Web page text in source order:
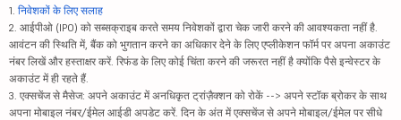
1. निवेशकों के लिए सलाह
2. आईपीओ (IPO) को सब्सक्राइब करते समय निवेशकों द्वारा चेक जारी करने की आवश्यकता नहीं है.
आवंटन की स्थिति में, बैंक को भुगतान करने का अधिकार देने के लिए एप्लीकेशन फॉर्म पर अपना अकाउंट
नंबर लिखें और हस्ताक्षर करें. रिफंड के लिए कोई चिंता करने की जरूरत नहीं है क्योंकि पैसे इन्वेस्टर के
अकाउंट में ही रहते हैं.
3. एक्सचेंज से मैसेज: अपने अकाउंट में अनधिकृत ट्रांज़ैक्शन को रोकें --> अपने स्टॉक ब्रोकर के साथ
अपना मोबाइल नंबर/ईमेल आईडी अपडेट करें. दिन के अंत में एक्सचेंज से अपने मोबाइल/ईमेल पर सीधे